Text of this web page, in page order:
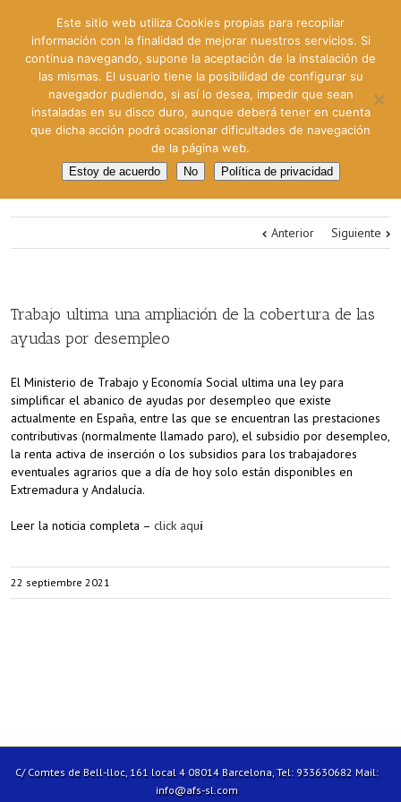
Anterior Siguiente
Trabajo ultima una ampliación de la cobertura de las
ayudas por desempleo
El Ministerio de Trabajo y Economía Social ultima una ley para
simplificar el abanico de ayudas por desempleo que existe
actualmente en España, entre las que se encuentran las prestaciones
contributivas (normalmente llamado paro), el subsidio por desempleo,
la renta activa de inserción o los subsidios para los trabajadores
eventuales agrarios que a día de hoy solo están disponibles en
Extremadura y Andalucía.
Leer la noticia completa – click aquí
22 septiembre 2021
C/ Comtes de Bell-lloc, 161 local 4 08014 Barcelona, Tel: 933630682 Mail:
info@afs-sl.com
Este sitio web utiliza Cookies propias para recopilar
información con la finalidad de mejorar nuestros servicios. Si
continua navegando, supone la aceptación de la instalación de
las mismas. El usuario tiene la posibilidad de configurar su
navegador pudiendo, si así lo desea, impedir que sean
instaladas en su disco duro, aunque deberá tener en cuenta
que dicha acción podrá ocasionar dificultades de navegación
de la página web.
Estoy de acuerdo No Política de privacidad